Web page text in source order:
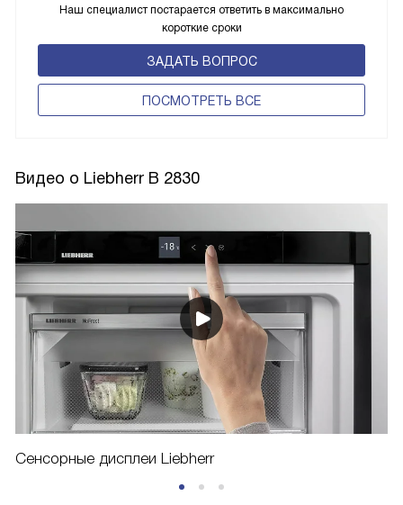
Наш специалист постарается ответить в максимально
короткие сроки
ЗАДАТЬ ВОПРОС
ПОCМОТРЕТЬ ВСЕ
Видео о Liebherr B 2830
Сенсорные дисплеи Liebherr